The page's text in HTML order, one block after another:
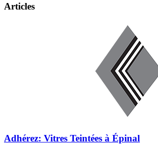
Articles
Adhérez: Vitres Teintées à Épinal